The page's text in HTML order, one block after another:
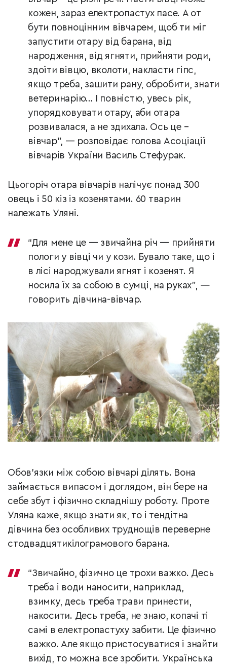
кожен, зараз електропастух пасе. А от
бути повноцінним вівчарем, щоб ти міг
запустити отару від барана, від
народження, від ягняти, прийняти роди,
здоїти вівцю, вколоти, накласти гіпс,
якщо треба, зашити рану, обробити, знати
ветеринарію… І повністю, увесь рік,
упорядковувати отару, аби отара
розвивалася, а не здихала. Ось це –
вівчар”, — розповідає голова Асоціації
вівчарів України Василь Стефурак.
Цьогоріч отара вівчарів налічує понад 300
овець і 50 кіз із козенятами. 60 тварин
належать Уляні.
“Для мене це — звичайна річ — прийняти
пологи у вівці чи у кози. Бувало таке, що і
в лісі народжували ягнят і козенят. Я
носила їх за собою в сумці, на руках”, —
говорить дівчина-вівчар.
Обов’язки між собою вівчарі ділять. Вона
займається випасом і доглядом, він бере на
себе збут і фізично складнішу роботу. Проте
Уляна каже, якщо знати як, то і тендітна
дівчина без особливих труднощів переверне
стодвадцятикілограмового барана.
“Звичайно, фізично це трохи важко. Десь
треба і води наносити, наприклад,
взимку, десь треба трави принести,
накосити. Десь треба, не знаю, копачі ті
самі в електропастуху забити. Це фізично
важко. Але якщо пристосуватися і знайти
вихід, то можна все зробити. Українська